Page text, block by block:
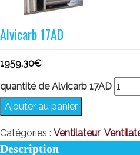
Alvicarb 17AD
1959.30€
quantité de Alvicarb 17AD
Ajouter au panier
Catégories : Ventilateur,
Description